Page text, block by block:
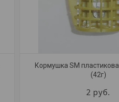
Кормушка SM
(42г)
2 руб.